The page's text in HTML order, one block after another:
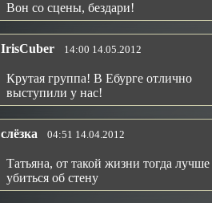
Вон со сцены, бездари!
IrisCuber 14:00 14.05.2012
Крутая группа! В Ебурге отлично
выступили у нас!
слёзка 04:51 14.04.2012
Татьяна, от такой жизни тогда лучше
убиться об стену